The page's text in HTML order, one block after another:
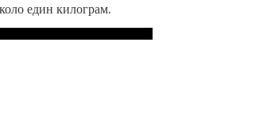
един килограм.